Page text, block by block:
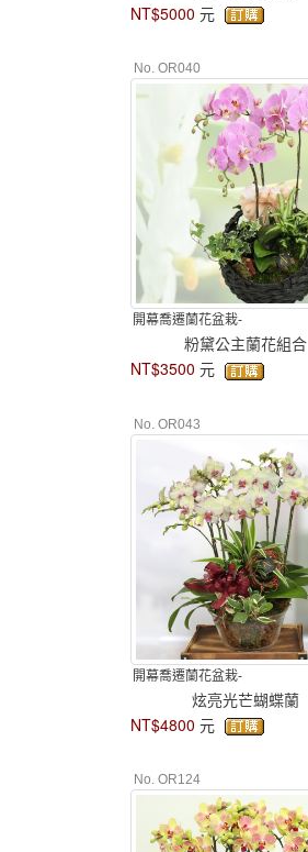
NT$5000 元
No. OR040
開幕喬遷蘭花盆栽-
粉黛公主蘭花組合
NT$3500 元
No. OR043
開幕喬遷蘭花盆栽-
炫亮光芒蝴蝶蘭
NT$4800 元
No. OR124